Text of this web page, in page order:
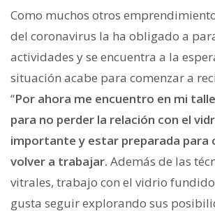
Como muchos otros
del coronavirus la ha obligado a
actividades y se encuentra a la
situación acabe para comenzar a
“Por ahora me encuentro en mi
para no perder la relación con el
importante y estar preparada para
volver a trabajar. Además de las
vitrales, trabajo con el vidrio
gusta seguir explorando sus